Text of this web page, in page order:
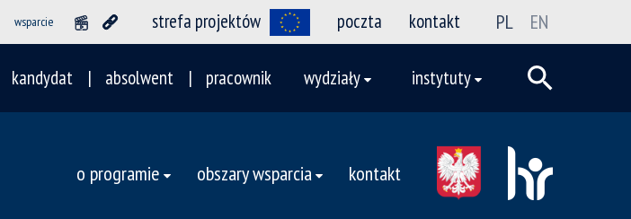
wsparcie strefa projektów poczta kontakt PL EN
kandydat absolwent pracownik wydziały instytuty
o programie obszary wsparcia kontakt